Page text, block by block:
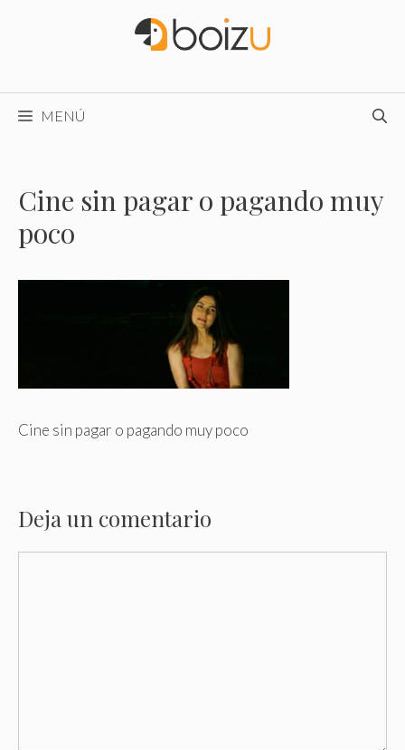
MENÚ
Cine sin pagar o pagando muy
poco
Cine sin pagar o pagando muy poco
Deja un comentario